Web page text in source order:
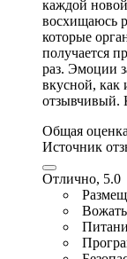
каждой
восхищаюсь
которые
получается
раз. Эмоции
вкусной, как
отзывчивый.
Общая
Источник
Отлично, 5.0